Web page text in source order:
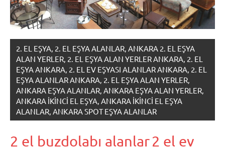
2. EL EŞYA, 2. EL EŞYA ALANLAR, ANKARA 2. EL EŞYA
ALAN YERLER, 2. EL EŞYA ALAN YERLER ANKARA, 2. EL
EŞYA ANKARA, 2. EL EV EŞYASI ALANLAR ANKARA, 2. EL
EŞYA ALANLAR ANKARA, 2. EL EŞYA ALAN YERLER,
ANKARA EŞYA ALANLAR, ANKARA EŞYA ALAN YERLER,
ANKARA IKINCI EL EŞYA, ANKARA IKINCI EL EŞYA
ALANLAR, ANKARA SPOT EŞYA ALANLAR
2 el buzdolabı alanlar2 el ev